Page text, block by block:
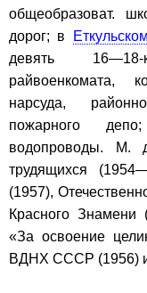
общеобразоват.
дорог; в
девять
райвоенкомата,
нарсуда,
пожарного
водопроводы. М.
трудящихся
(1957),
Красного Знамени
«За освоение
ВДНХ СССР (1956)